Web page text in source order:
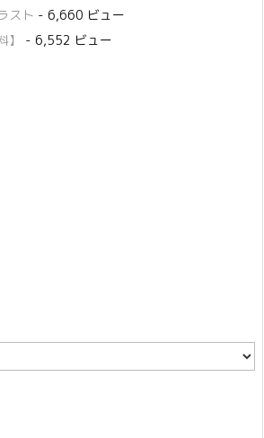
スト - 6,660 ビュー
- 6,552 ビュー